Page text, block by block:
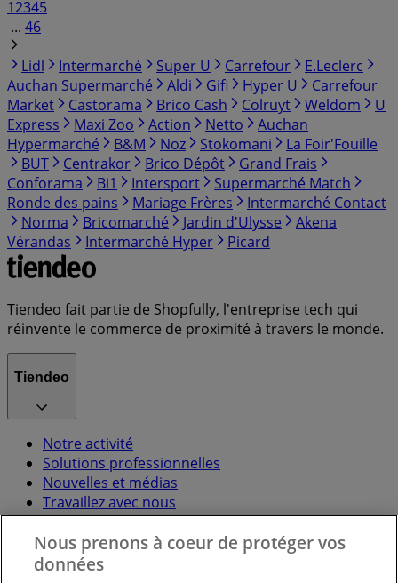
12345
... 46
Lidl
Intermarché Super U Carrefour
E.Leclerc
Auchan Supermarché
Aldi Gifi Hyper U
Carrefour
Market
Castorama Brico Cash Colruyt Weldom
U
Express
Maxi Zoo Action Netto
Auchan
Hypermarché
B&M Noz Stokomani
La Foir'Fouille
BUT
Centrakor Brico Dépôt
Grand Frais
Conforama
Bi1 Intersport
Supermarché Match
Ronde des pains
Mariage Frères
Intermarché Contact
Norma
Bricomarché Jardin d'Ulysse
Akena
Vérandas
Intermarché Hyper Picard
Tiendeo fait partie de Shopfully, l'entreprise tech qui
réinvente le commerce de proximité à travers le monde.
Tiendeo
Notre activité
Solutions professionnelles
Nouvelles et médias
Travaillez avec nous
Contactez-nous
Nous prenons à coeur de protéger vos
données